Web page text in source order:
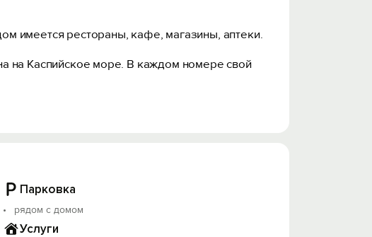
имеется рестораны, кафе, магазины, аптеки.
на Каспийское море. В каждом номере свой
Парковка
рядом с домом
Услуги